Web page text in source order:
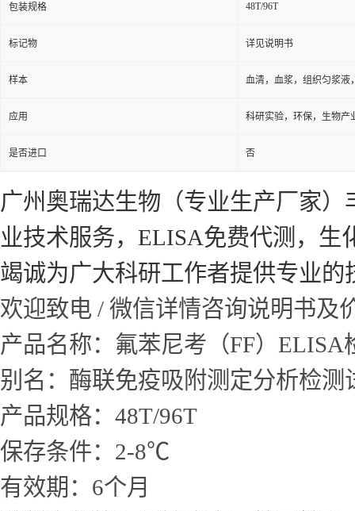
包装规格 48T/96T
标记物 详见说明书
样本 血清，血浆，组织匀浆液
应用 科研实验，环保，生物产
是否进口 否
广州奥瑞达生物（专业生产厂家
业技术服务，ELISA免费代测，生
竭诚为广大科研工作者提供专业
欢迎致电 / 微信详情咨询说明书及
产品名称：氟苯尼考（FF）ELISA
别名：酶联免疫吸附测定分析检测
产品规格：48T/96T
保存条件：2-8℃
有效期：6个月